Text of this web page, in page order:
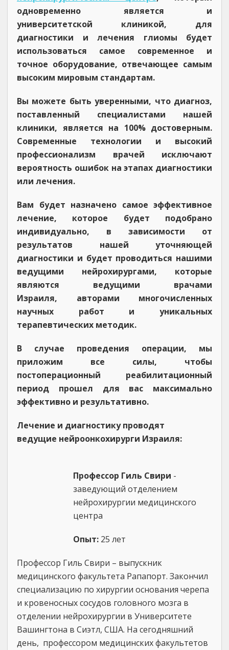
одновременно является и
университетской клиникой, для
диагностики и лечения глиомы будет
использоваться самое современное и
точное оборудование, отвечающее самым
высоким мировым стандартам.
Вы можете быть уверенными, что диагноз,
поставленный специалистами нашей
клиники, является на 100% достоверным.
Современные технологии и высокий
профессионализм врачей исключают
вероятность ошибок на этапах диагностики
или лечения.
Вам будет назначено самое эффективное
лечение, которое будет подобрано
индивидуально, в зависимости от
результатов нашей уточняющей
диагностики и будет проводиться нашими
ведущими нейрохирургами, которые
являются ведущими врачами
Израиля, авторами многочисленных
научных работ и уникальных
терапевтических методик.
В случае проведения операции, мы
приложим все силы, чтобы
постоперационный реабилитационный
период прошел для вас максимально
эффективно и результативно.
Лечение и диагностику проводят
ведущие нейроонкохирурги Израиля:
Профессор Гиль Свири -
заведующий отделением
нейрохирургии медицинского
центра
Опыт: 25 лет
Профессор Гиль Свири – выпускник
медицинского факультета Рапапорт. Закончил
специализацию по хирургии основания черепа
и кровеносных сосудов головного мозга в
отделении нейрохирургии в Университете
Вашингтона в Сиэтл, США. На сегодняшний
день, профессором медицинских факультетов